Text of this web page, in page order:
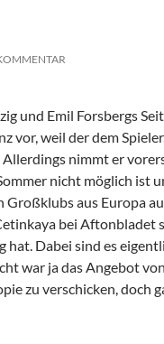
und Emil Forsbergs
vor, weil der dem
nimmt er
nicht möglich ist
Großklubs aus Europa
bei Aftonbladet
hat. Dabei sind es
war ja das Angebot
zu verschicken, doch